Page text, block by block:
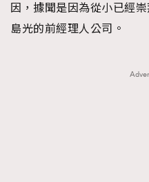
因，據聞是因為從小已經
島光的前經理人公司。